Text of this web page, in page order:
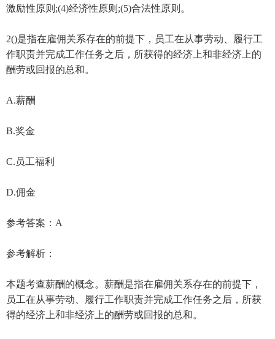
激励性原则;(4)经济性原则;(5)合法性原则。
2()是指在雇佣关系存在的前提下，员工在从事劳动、履行工
作职责并完成工作任务之后，所获得的经济上和非经济上的
酬劳或回报的总和。
A.薪酬
B.奖金
C.员工福利
D.佣金
参考答案：A
参考解析：
本题考查薪酬的概念。薪酬是指在雇佣关系存在的前提下，
员工在从事劳动、履行工作职责并完成工作任务之后，所获
得的经济上和非经济上的酬劳或回报的总和。